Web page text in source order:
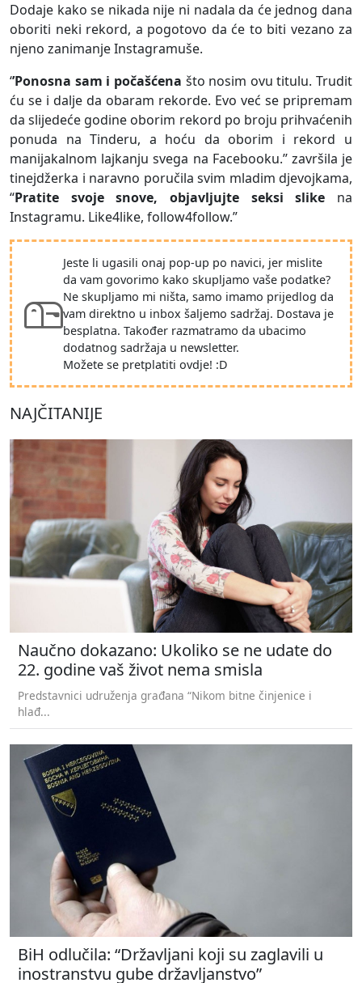
Dodaje kako se nikada nije ni nadala da će jednog dana
oboriti neki rekord, a pogotovo da će to biti vezano za
njeno zanimanje Instagramuše.
‘’Ponosna sam i počašćena što nosim ovu titulu. Trudit
ću se i dalje da obaram rekorde. Evo već se pripremam
da slijedeće godine oborim rekord po broju prihvaćenih
ponuda na Tinderu, a hoću da oborim i rekord u
manijakalnom lajkanju svega na Facebooku.’’ završila je
tinejdžerka i naravno poručila svim mladim djevojkama,
“Pratite svoje snove, objavljujte seksi slike na
Instagramu. Like4like, follow4follow.”
Jeste li ugasili onaj pop-up po navici, jer mislite
da vam govorimo kako skupljamo vaše podatke?
Ne skupljamo mi ništa, samo imamo prijedlog da
vam direktno u inbox šaljemo sadržaj. Dostava je
besplatna. Također razmatramo da ubacimo
dodatnog sadržaja u newsletter.
Možete se pretplatiti ovdje! :D
NAJČITANIJE
Naučno dokazano: Ukoliko se ne udate do
22. godine vaš život nema smisla
Predstavnici udruženja građana “Nikom bitne činjenice i
hlađ...
BiH odlučila: “Državljani koji su zaglavili u
inostranstvu gube državljanstvo”